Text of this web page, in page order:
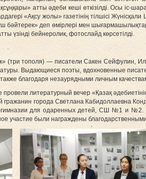
атты әдеби кеші өткізілді. Осы
«Ақсу жолы» газетінің тілшісі
бәйтерек» деп өмірлері мен
үзінді бейнеролик, фотослайд көрсетілді.
(три тополя) — писатели Сакен Сейфулин,
Выдающиеся поэты, вдохновенные
благодаря незаурядными личным
литературный вечер «Қазақ
города Светлана Кабидоллаевна
для одаренных детей, СШ №1 и №2.
участие были награждены